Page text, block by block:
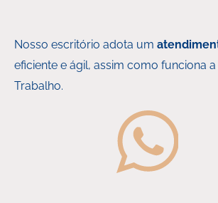
Nosso escritório adota um
eficiente e ágil, assim como funciona
Trabalho.